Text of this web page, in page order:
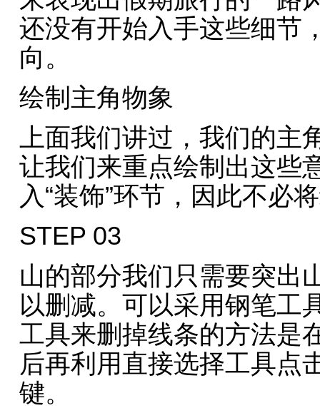
还没有开始入手这些细节
向。
绘制主角物象
上面我们讲过，我们的主
让我们来重点绘制出这些
入“装饰”环节，因此不必
STEP 03
山的部分我们只需要突出
以删减。可以采用钢笔工
工具来删掉线条的方法是
后再利用直接选择工具点
键。